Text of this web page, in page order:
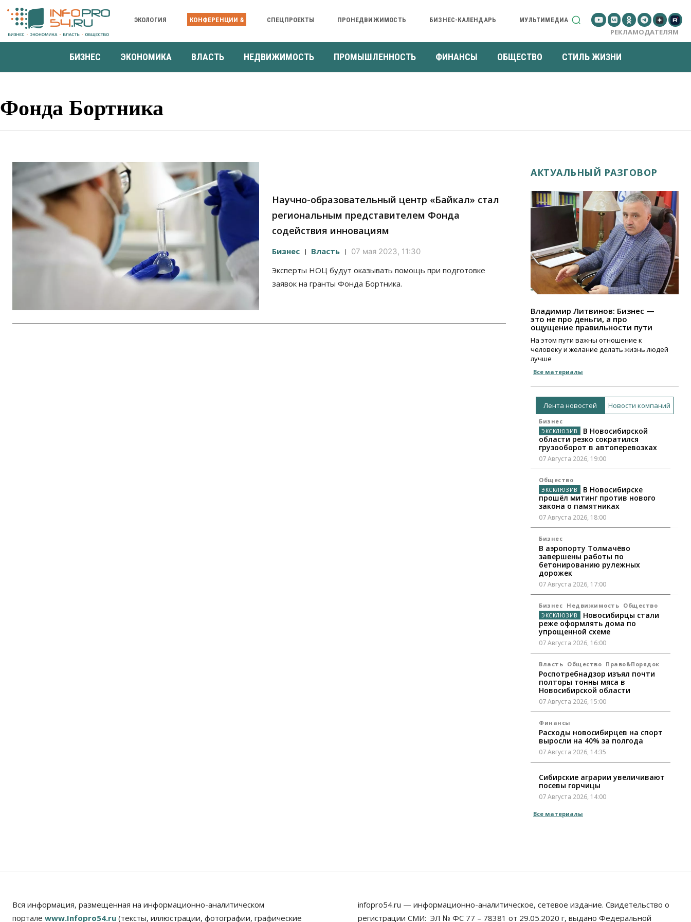
ЭКОЛОГИЯ КОНФЕРЕНЦИИ & СПЕЦПРОЕКТЫ ПРОНЕДВИЖИМОСТЬ БИЗНЕС-КАЛЕНДАРЬ МУЛЬТИМЕДИА
РЕКЛАМОДАТЕЛЯМ
БИЗНЕС ЭКОНОМИКА ВЛАСТЬ НЕДВИЖИМОСТЬ ПРОМЫШЛЕННОСТЬ ФИНАНСЫ ОБЩЕСТВО СТИЛЬ ЖИЗНИ
Фонда Бортника
Научно-образовательный центр «Байкал» стал
региональным представителем Фонда
содействия инновациям
Бизнес Власть 07 мая 2023, 11:30
Эксперты НОЦ будут оказывать помощь при подготовке
заявок на гранты Фонда Бортника.
АКТУАЛЬНЫЙ РАЗГОВОР
Владимир Литвинов: Бизнес —
это не про деньги, а про
ощущение правильности пути
На этом пути важны отношение к
человеку и желание делать жизнь людей
лучше
Все материалы
Лента новостей Новости компаний
Бизнес
В Новосибирской
области резко сократился
грузооборот в автоперевозках
07 Августа 2026, 19:00
Общество
В Новосибирске
прошёл митинг против нового
закона о памятниках
07 Августа 2026, 18:00
Бизнес
В аэропорту Толмачёво
завершены работы по
бетонированию рулежных
дорожек
07 Августа 2026, 17:00
Бизнес Недвижимость Общество
Новосибирцы стали
реже оформлять дома по
упрощенной схеме
07 Августа 2026, 16:00
Власть Общество Право&Порядок
Роспотребнадзор изъял почти
полторы тонны мяса в
Новосибирской области
07 Августа 2026, 15:00
Финансы
Расходы новосибирцев на спорт
выросли на 40% за полгода
07 Августа 2026, 14:35
Сибирские аграрии увеличивают
посевы горчицы
07 Августа 2026, 14:00
Власть
«поставили машины на прикол»
07 Августа 2026, 13:00
Все материалы
Вся информация, размещенная на информационно-аналитическом
портале www.Infopro54.ru (тексты, иллюстрации, фотографии, графические
infopro54.ru — информационно-аналитическое, сетевое издание. Свидетельство о
регистрации СМИ: ЭЛ № ФС 77 – 78381 от 29.05.2020 г, выдано Федеральной